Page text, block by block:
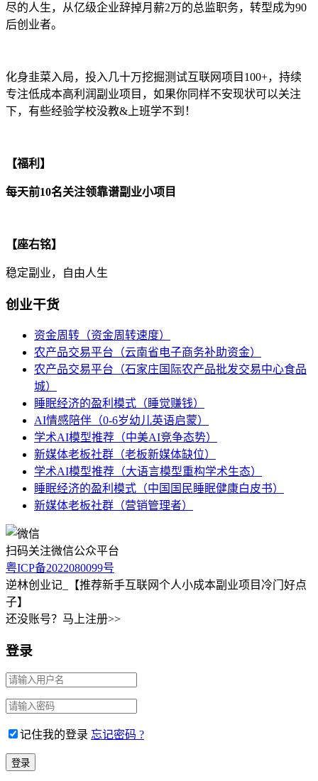
尽的人生，从亿级企业辞掉月薪2万的总监职务，转型成为90
后创业者。
化身韭菜入局，投入几十万挖掘测试互联网项目100+，持续
专注低成本高利润副业项目，如果你同样不安现状可以关注
下，有些经验学校没教&上班学不到！
【福利】
每天前10名关注领靠谱副业小项目
【座右铭】
稳定副业，自由人生
创业干货
资金周转（资金周转速度）
农产品交易平台（云南省电子商务补助资金）
农产品交易平台（石家庄国际农产品批发交易中心食品
城）
睡眠经济的盈利模式（睡觉赚钱）
AI情感陪伴（0-6岁幼儿英语启蒙）
学术AI模型推荐（中美AI竞争态势）
新媒体老板社群（老板新媒体缺位）
学术AI模型推荐（大语言模型重构学术生态）
睡眠经济的盈利模式（中国国民睡眠健康白皮书）
新媒体老板社群（营销管理者）
扫码关注微信公众平台
粤ICP备2022080099号
逆林创业记_【推荐新手互联网个人小成本副业项目冷门好点
子】
还没账号？马上注册>>
登录
记住我的登录 忘记密码 ?